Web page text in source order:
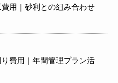
用｜砂利との組み合わせ
費用｜年間管理プラン活